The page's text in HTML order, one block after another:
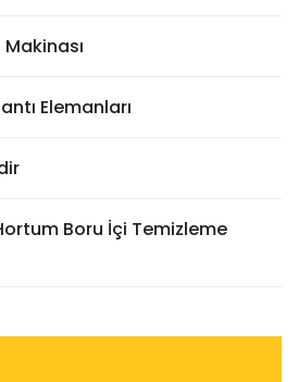
Elemanları
Boru İçi Temizleme